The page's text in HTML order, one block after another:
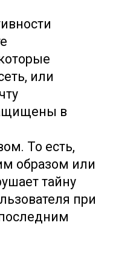
или
в
То есть,
образом или
тайну
при